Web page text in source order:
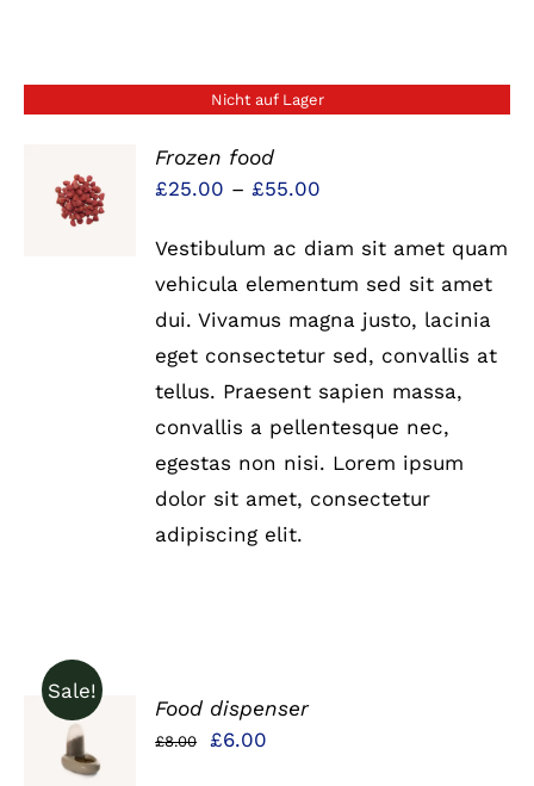
Nicht auf Lager
DETAILS
Frozen food
£25.00 –£55.00
bis
£55.00
Vestibulum ac diam sit amet quam
vehicula elementum sed sit amet
dui. Vivamus magna justo, lacinia
eget consectetur sed, convallis at
tellus. Praesent sapien massa,
convallis a pellentesque nec,
egestas non nisi. Lorem ipsum
dolor sit amet, consectetur
adipiscing elit.
Sale!
IN DEN
WARENKORB
/
Food dispenser
£8.00
Ursprünglicher
£6.00